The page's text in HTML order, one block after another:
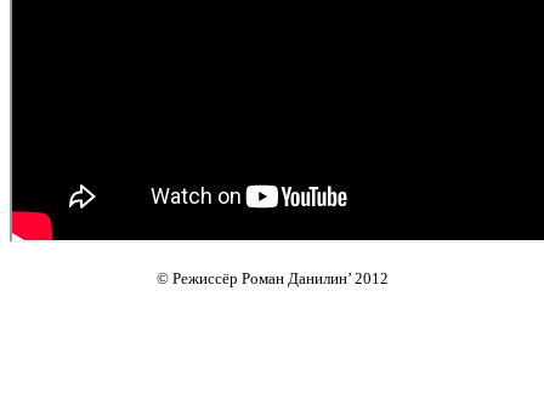
© Режиссёр Роман Данилин’ 2012